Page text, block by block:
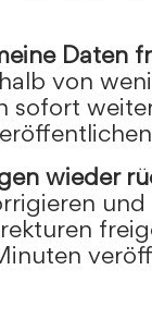
Daten
von
sofort
wieder